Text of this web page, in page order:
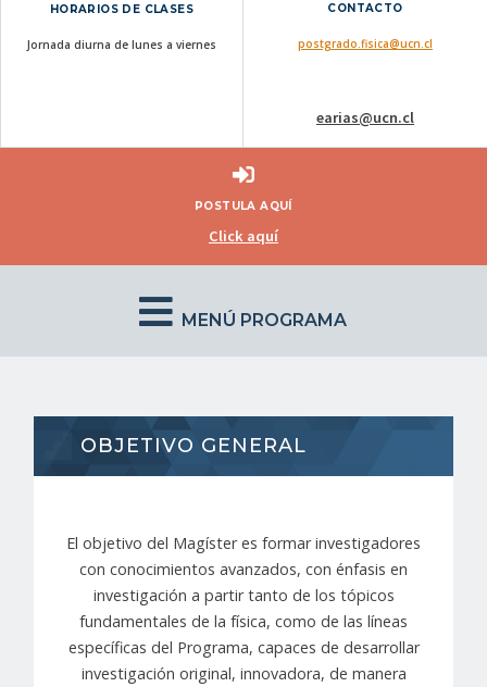
HORARIOS DE CLASES
Jornada diurna de lunes a viernes
CONTACTO
postgrado.fisica@ucn.cl
earias@ucn.cl
POSTULA AQUÍ
Click aquí
MENÚ PROGRAMA
OBJETIVO GENERAL
El objetivo del Magíster es formar investigadores
con conocimientos avanzados, con énfasis en
investigación a partir tanto de los tópicos
fundamentales de la física, como de las líneas
específicas del Programa, capaces de desarrollar
investigación original, innovadora, de manera